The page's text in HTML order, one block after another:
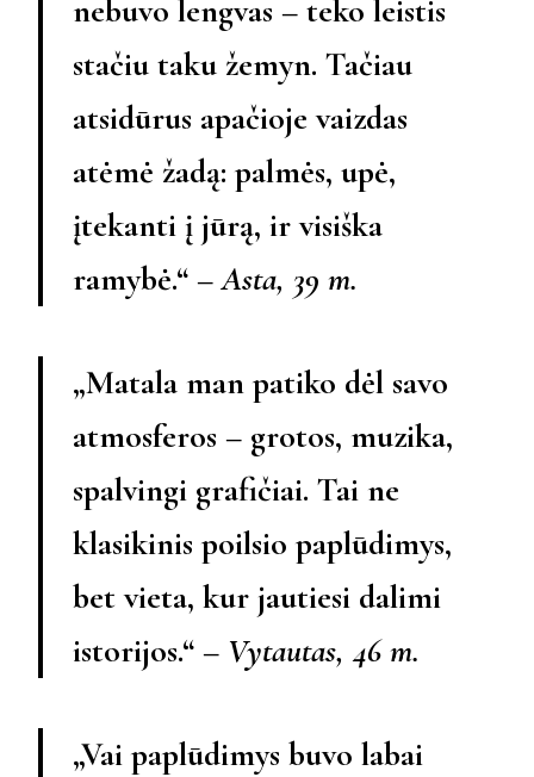
nebuvo lengvas – teko leistis
stačiu taku žemyn. Tačiau
atsidūrus apačioje vaizdas
atėmė žadą: palmės, upė,
įtekanti į jūrą, ir visiška
ramybė.“ –Asta, 39 m.
„Matala man patiko dėl savo
atmosferos – grotos, muzika,
spalvingi grafičiai. Tai ne
klasikinis poilsio paplūdimys,
bet vieta, kur jautiesi dalimi
istorijos.“ – Vytautas, 46 m.
„Vai paplūdimys buvo labai